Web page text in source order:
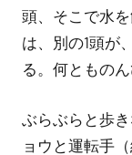
頭、そこで水
は、別の1頭が
る。何ともの
ぶらぶらと歩
ョウと運転手